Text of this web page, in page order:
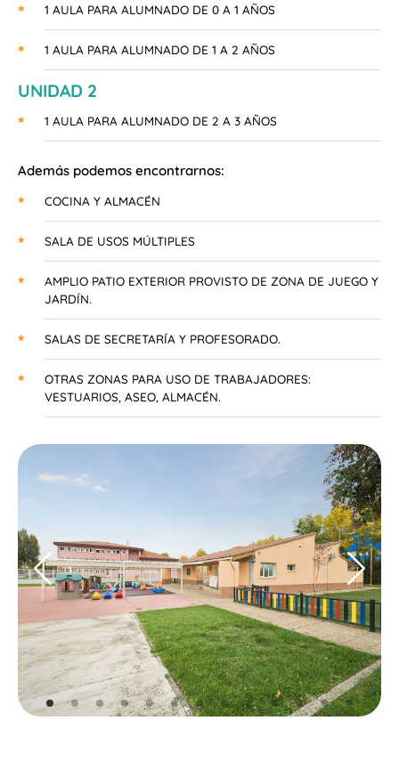
1 AULA PARA ALUMNADO DE 0 A 1 AÑOS
1 AULA PARA ALUMNADO DE 1 A 2 AÑOS
UNIDAD 2
1 AULA PARA ALUMNADO DE 2 A 3 AÑOS
Además podemos encontrarnos:
COCINA Y ALMACÉN
SALA DE USOS MÚLTIPLES
AMPLIO PATIO EXTERIOR PROVISTO DE ZONA DE JUEGO Y
JARDÍN.
SALAS DE SECRETARÍA Y PROFESORADO.
OTRAS ZONAS PARA USO DE TRABAJADORES:
VESTUARIOS, ASEO, ALMACÉN.
Next
Prev